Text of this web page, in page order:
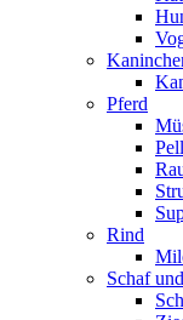
Pferd
Rind
Schaf